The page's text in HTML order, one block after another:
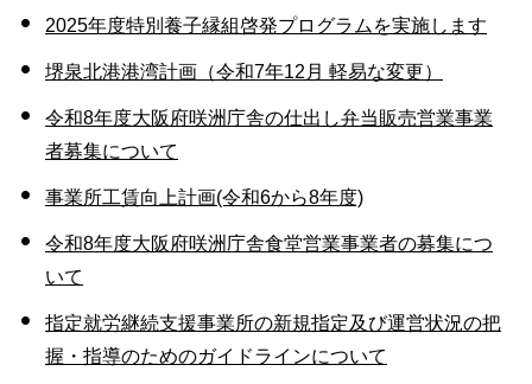
2025年度特別養子縁組啓発プログラムを実施します
堺泉北港港湾計画（令和7年12月 軽易な変更）
令和8年度大阪府咲洲庁舎の仕出し弁当販売営業事業
者募集について
事業所工賃向上計画(令和6から8年度)
令和8年度大阪府咲洲庁舎食堂営業事業者の募集につ
いて
指定就労継続支援事業所の新規指定及び運営状況の把
握・指導のためのガイドラインについて